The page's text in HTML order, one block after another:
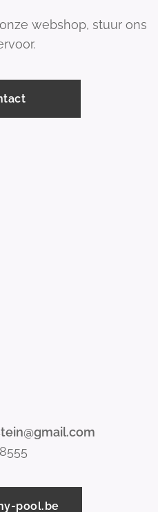
webshop, stuur ons
pool.be